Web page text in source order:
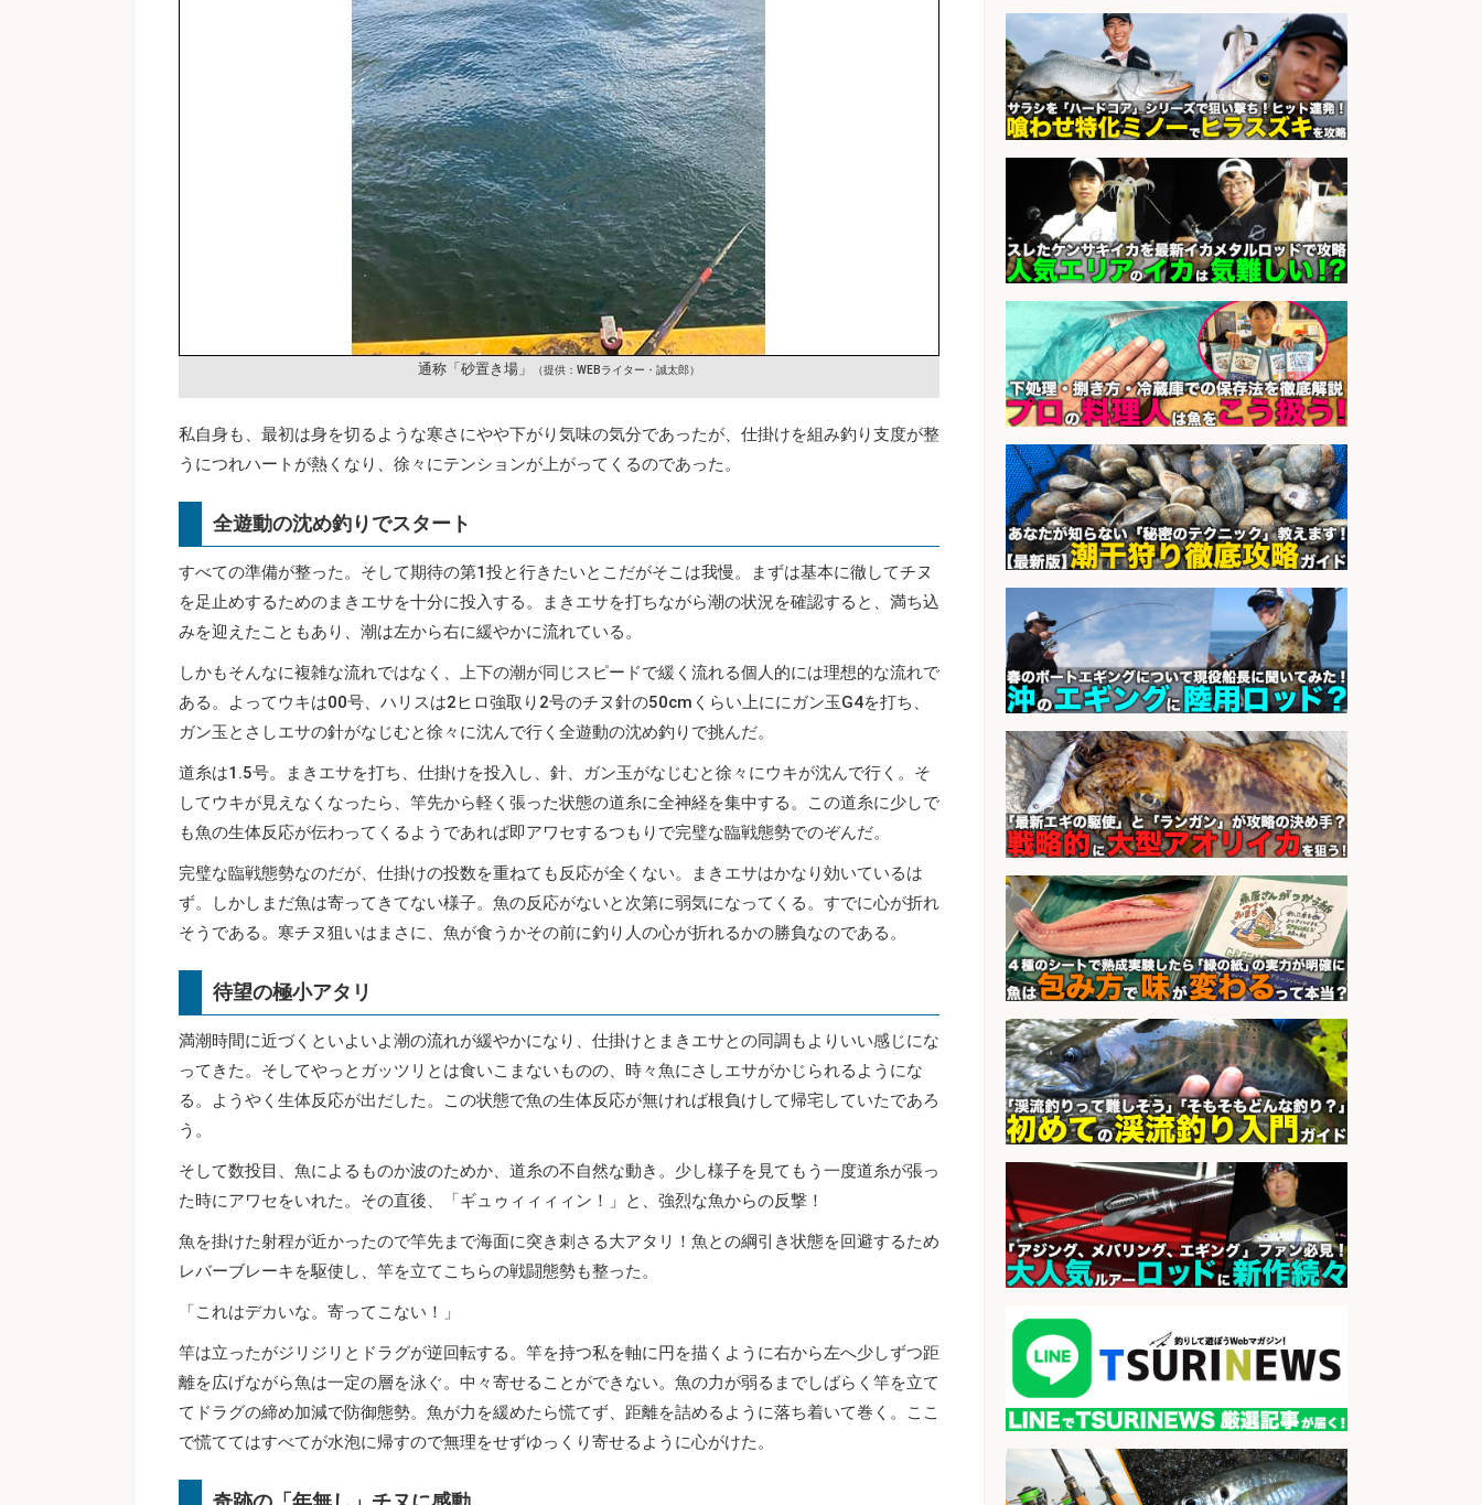
通称「砂置き場」 （提供：WEBライター・誠太郎）
私自身も、最初は身を切るような寒さにやや下がり気味の気分であったが、仕掛けを組み釣り支度が整
うにつれハートが熱くなり、徐々にテンションが上がってくるのであった。
全遊動の沈め釣りでスタート
すべての準備が整った。そして期待の第1投と行きたいとこだがそこは我慢。まずは基本に徹してチヌ
を足止めするためのまきエサを十分に投入する。まきエサを打ちながら潮の状況を確認すると、満ち込
みを迎えたこともあり、潮は左から右に緩やかに流れている。
しかもそんなに複雑な流れではなく、上下の潮が同じスピードで緩く流れる個人的には理想的な流れで
ある。よってウキは00号、ハリスは2ヒロ強取り2号のチヌ針の50cmくらい上ににガン玉G4を打ち、
ガン玉とさしエサの針がなじむと徐々に沈んで行く全遊動の沈め釣りで挑んだ。
道糸は1.5号。まきエサを打ち、仕掛けを投入し、針、ガン玉がなじむと徐々にウキが沈んで行く。そ
してウキが見えなくなったら、竿先から軽く張った状態の道糸に全神経を集中する。この道糸に少しで
も魚の生体反応が伝わってくるようであれば即アワセするつもりで完璧な臨戦態勢でのぞんだ。
完璧な臨戦態勢なのだが、仕掛けの投数を重ねても反応が全くない。まきエサはかなり効いているは
ず。しかしまだ魚は寄ってきてない様子。魚の反応がないと次第に弱気になってくる。すでに心が折れ
そうである。寒チヌ狙いはまさに、魚が食うかその前に釣り人の心が折れるかの勝負なのである。
待望の極小アタリ
満潮時間に近づくといよいよ潮の流れが緩やかになり、仕掛けとまきエサとの同調もよりいい感じにな
ってきた。そしてやっとガッツリとは食いこまないものの、時々魚にさしエサがかじられるようにな
る。ようやく生体反応が出だした。この状態で魚の生体反応が無ければ根負けして帰宅していたであろ
う。
そして数投目、魚によるものか波のためか、道糸の不自然な動き。少し様子を見てもう一度道糸が張っ
た時にアワセをいれた。その直後、「ギュゥィィィィン！」と、強烈な魚からの反撃！
魚を掛けた射程が近かったので竿先まで海面に突き刺さる大アタリ！魚との綱引き状態を回避するため
レバーブレーキを駆使し、竿を立てこちらの戦闘態勢も整った。
「これはデカいな。寄ってこない！」
竿は立ったがジリジリとドラグが逆回転する。竿を持つ私を軸に円を描くように右から左へ少しずつ距
離を広げながら魚は一定の層を泳ぐ。中々寄せることができない。魚の力が弱るまでしばらく竿を立て
てドラグの締め加減で防御態勢。魚が力を緩めたら慌てず、距離を詰めるように落ち着いて巻く。ここ
で慌ててはすべてが水泡に帰すので無理をせずゆっくり寄せるように心がけた。
間選べる×未経験歓迎×残業少なめ/
鹿児島県/志布志市
会社名 株式会社ホットスタッフ鹿児島
sponsored by 求人ボックス
さらに求人情報を見る